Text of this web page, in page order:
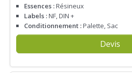
Essences :Résineux
Labels :NF, DIN +
Conditionnement :Palette, Sac
Devis